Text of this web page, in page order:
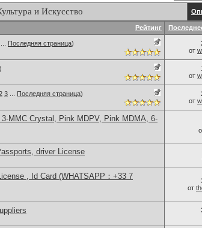
и Искусство
Рейтинг
Последняя страница)
от
)
от
3 Последняя страница)
от
MMC Crystal, Pink MDPV, Pink MDMA, 6-
driver License
, Id Card (WHATSAPP：+33 7
от